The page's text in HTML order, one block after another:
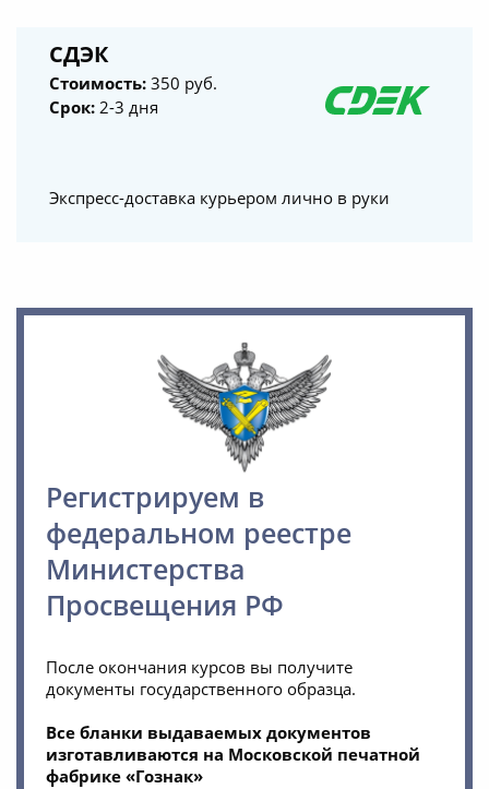
СДЭК
Стоимость: 350 руб.
Срок: 2-3 дня
Экспресс-доставка курьером лично в руки
Регистрируем в
федеральном реестре
Министерства
Просвещения РФ
После окончания курсов вы получите
документы государственного образца.
Все бланки выдаваемых документов
изготавливаются на Московской печатной
фабрике «Гознак»